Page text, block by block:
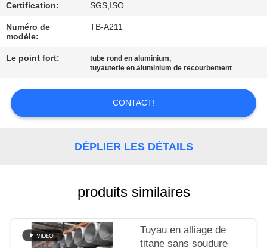
CONTACTEZ-
NOUS
NOUVELLES
SITE
Certification: SGS,ISO
Numéro de
modèle:
TB-A211
Le point fort: tube rond en aluminium,
tuyauterie en aluminium de recourbement
CONTACT!
DÉPLIER LES DÉTAILS
produits similaires
Tuyau en alliage de
titane sans soudure